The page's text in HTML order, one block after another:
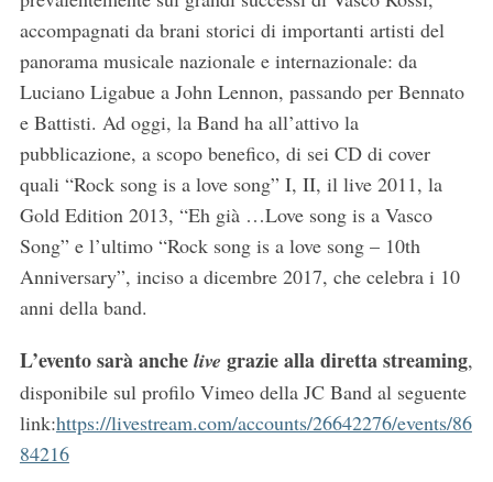
accompagnati da brani storici di importanti artisti del
panorama musicale nazionale e internazionale: da
Luciano Ligabue a John Lennon, passando per Bennato
e Battisti. Ad oggi, la Band ha all’attivo la
pubblicazione, a scopo benefico, di sei CD di cover
quali “Rock song is a love song” I, II, il live 2011, la
Gold Edition 2013, “Eh già …Love song is a Vasco
Song” e l’ultimo “Rock song is a love song – 10th
Anniversary”, inciso a dicembre 2017, che celebra i 10
anni della band.
L’evento sarà anche live grazie alla diretta streaming,
disponibile sul profilo Vimeo della JC Band al seguente
link:https://livestream.com/accounts/26642276/events/86
84216
e
a
c